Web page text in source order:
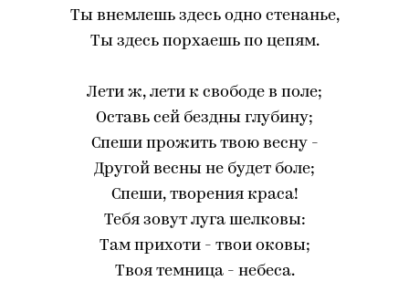
Ты внемлешь здесь одно стенанье,
Ты здесь порхаешь по цепям.
Лети ж, лети к свободе в поле;
Оставь сей бездны глубину;
Спеши прожить твою весну -
Другой весны не будет боле;
Спеши, творения краса!
Тебя зовут луга шелковы:
Там прихоти - твои оковы;
Твоя темница - небеса.